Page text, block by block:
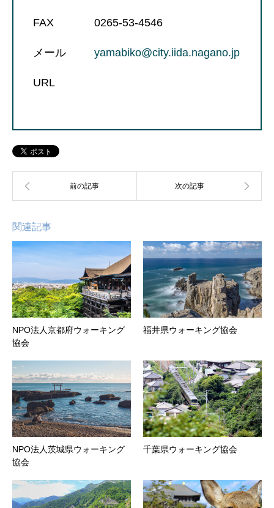
FAX 0265-53-4546
メール yamabiko@city.iida.nagano.jp
URL
関連記事
NPO法人京都府ウォーキング
協会
福井県ウォーキング協会
NPO法人茨城県ウォーキング
協会
千葉県ウォーキング協会